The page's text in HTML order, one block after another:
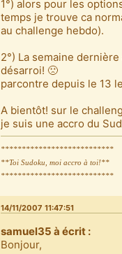
1°) alors pour les
temps je trouve ca
au challenge hebdo).
2°) La semaine
désarroi! 🙁
parcontre depuis le 13
A bientôt! sur le
je suis une accro du
***************************
**Toi Sudoku, moi accro à toi!**
***************************
14/11/2007 11:47:51
samuel35 à écrit :
Bonjour,